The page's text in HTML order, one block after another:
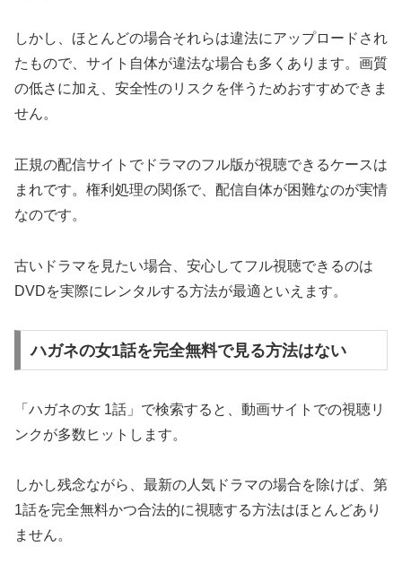
しかし、ほとんどの場合それらは違法にアップロードされ
たもので、サイト自体が違法な場合も多くあります。画質
の低さに加え、安全性のリスクを伴うためおすすめできま
せん。
正規の配信サイトでドラマのフル版が視聴できるケースは
まれです。権利処理の関係で、配信自体が困難なのが実情
なのです。
古いドラマを見たい場合、安心してフル視聴できるのは
DVDを実際にレンタルする方法が最適といえます。
ハガネの女1話を完全無料で見る方法はない
「ハガネの女 1話」で検索すると、動画サイトでの視聴リ
ンクが多数ヒットします。
しかし残念ながら、最新の人気ドラマの場合を除けば、第
1話を完全無料かつ合法的に視聴する方法はほとんどあり
ません。